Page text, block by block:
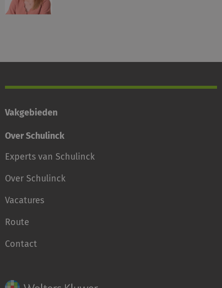
Vakgebieden
Over Schulinck
Experts van Schulinck
Over Schulinck
Vacatures
Route
Contact